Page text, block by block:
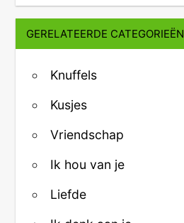
GERELATEERDE CATEGORIEËN
Knuffels
Kusjes
Vriendschap
Ik hou van je
Liefde